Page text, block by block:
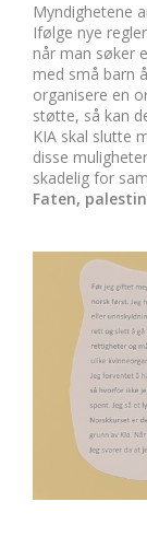
Myndighetene
Ifølge nye
når man søker
med små barn
organisere en
støtte, så kan
KIA skal slutte
disse
skadelig for
Faten,